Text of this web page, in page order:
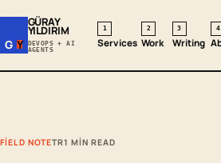
G Y
GÜRAY
YILDIRIM
DEVOPS + AI
AGENTS
1
Services
2
Work
3
Writing
4
FIELD NOTETR1 MIN READ